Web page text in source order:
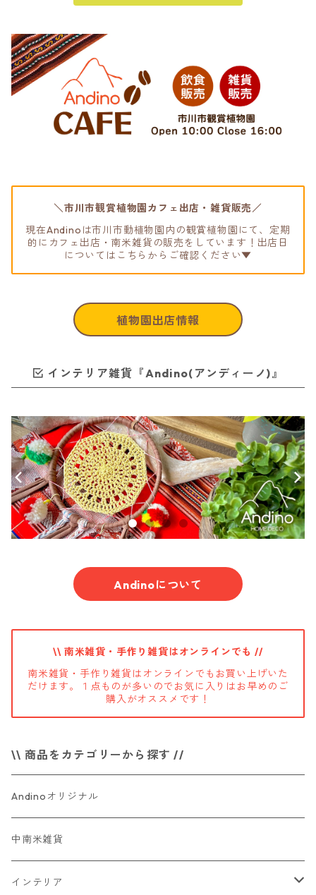
＼市川市観賞植物園カフェ出店・雑貨販売／
現在Andinoは市川市動植物園内の観賞植物園にて、定期
的にカフェ出店・南米雑貨の販売をしています！出店日
についてはこちらからご確認ください▼
植物園出店情報
インテリア雑貨『Andino(アンディーノ)』
Andinoについて
\\ 南米雑貨・手作り雑貨はオンラインでも //
南米雑貨・手作り雑貨はオンラインでもお買い上げいた
だけます。１点ものが多いのでお気に入りはお早めのご
購入がオススメです！
\\ 商品をカテゴリーから探す //
Andinoオリジナル
中南米雑貨
インテリア